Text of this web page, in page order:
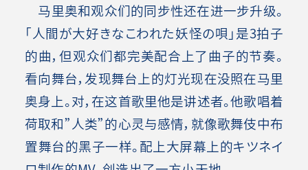
马里奥和观众们的同步性还在进一步升级。
「人間が大好きなこわれた妖怪の唄」是3拍子
的曲，但观众们都完美配合上了曲子的节奏。
看向舞台，发现舞台上的灯光现在没照在马里
奥身上。对，在这首歌里他是讲述者。他歌唱着
荷取和”人类”的心灵与感情，就像歌舞伎中布
置舞台的黑子一样。配上大屏幕上的キツネイ